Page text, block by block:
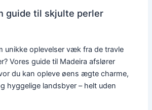
guide til skjulte perler
unikke oplevelser væk fra de travle
Vores guide til Madeira afslører
du kan opleve øens ægte charme,
hyggelige landsbyer – helt uden